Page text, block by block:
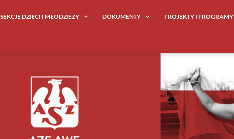
SEKCJE DZIECI I MŁODZIEŻY DOKUMENTY PROJEKTY I PROGRAMY